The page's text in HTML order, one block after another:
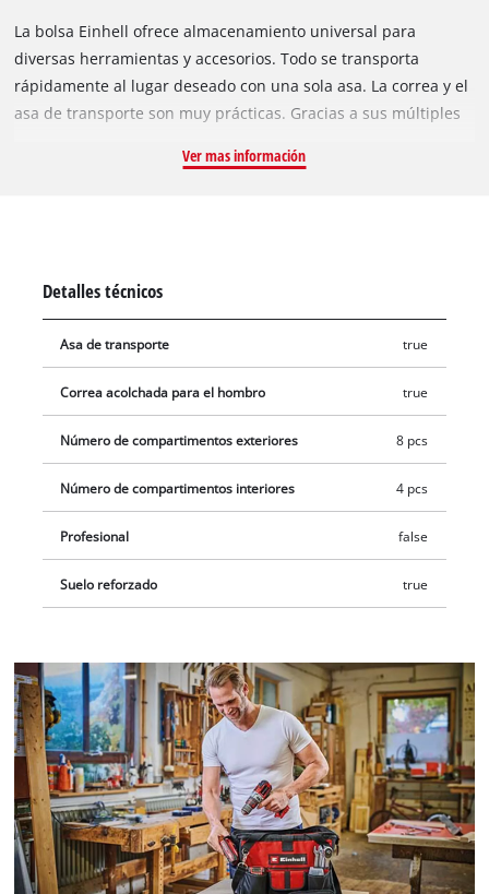
o jardines.
La bolsa Einhell ofrece almacenamiento universal para
diversas herramientas y accesorios. Todo se transporta
rápidamente al lugar deseado con una sola asa. La correa y el
asa de transporte son muy prácticas. Gracias a sus múltiples
organizado y tener siempre la herramienta deseada al alcance
Ver mas información
Detalles técnicos
Asa de transporte true
Correa acolchada para el hombro true
Número de compartimentos exteriores 8 pcs
Número de compartimentos interiores 4 pcs
Profesional false
Suelo reforzado true